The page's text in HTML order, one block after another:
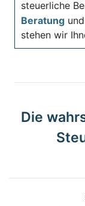
steuerliche
Beratung
stehen wir
Die